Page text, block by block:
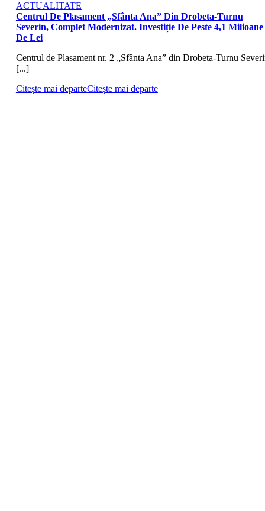
ACTUALITATE
Centrul De Plasament „Sfânta Ana” Din Drobeta-Turnu
Severin, Complet Modernizat. Investiție De Peste 4,1 Milioane
De Lei
Centrul de Plasament nr. 2 „Sfânta Ana” din Drobeta-Turnu
[...]
Citește mai departeCitește mai departe